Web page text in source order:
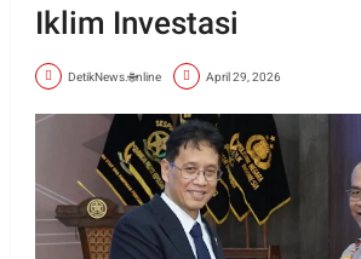
Iklim Investasi
DetikNews.🌐nline April 29, 2026